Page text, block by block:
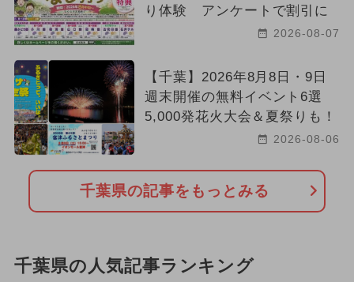
り体験 アンケートで割引に
2026-08-07
【千葉】2026年8月8日・9日
週末開催の無料イベント6選
5,000発花火大会＆夏祭りも！
2026-08-06
千葉県の記事をもっとみる
千葉県の人気記事ランキング